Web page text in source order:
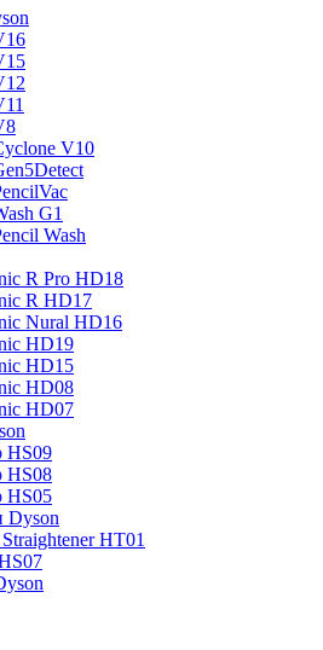
V10
G1
Wash
R Pro HD18
R HD17
Nural HD16
HD19
HD15
HD08
HD07
HS09
HS08
HS05
Dyson
HT01